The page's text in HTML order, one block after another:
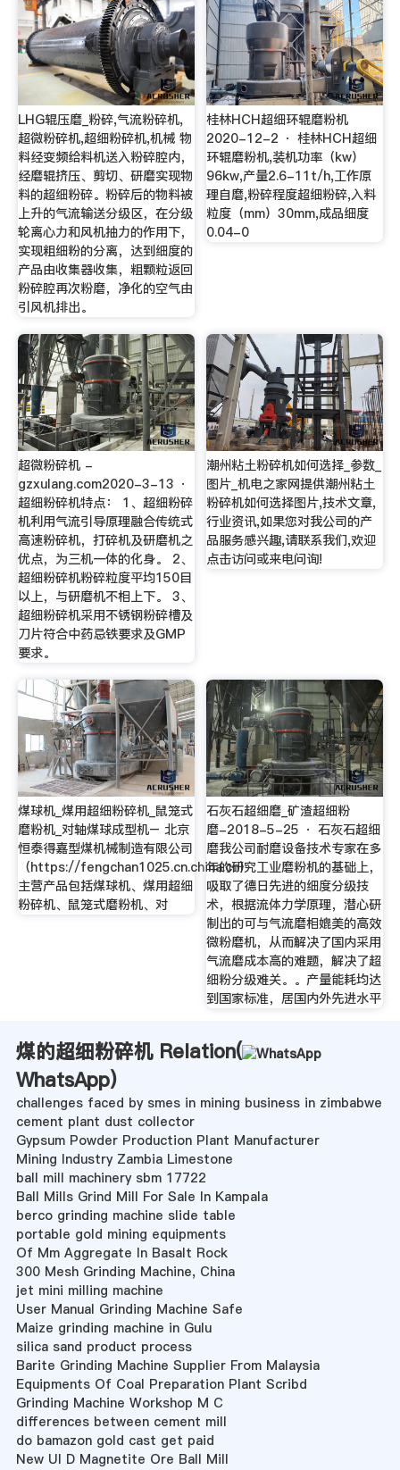
LHG辊压磨_粉碎,气流粉碎机,
超微粉碎机,超细粉碎机,机械 物
料经变频给料机送入粉碎腔内，
经磨辊挤压、剪切、研磨实现物
料的超细粉碎。粉碎后的物料被
上升的气流输送分级区，在分级
轮离心力和风机抽力的作用下，
实现粗细粉的分离，达到细度的
产品由收集器收集，粗颗粒返回
粉碎腔再次粉磨，净化的空气由
引风机排出。
桂林HCH超细环辊磨粉机
2020-12-2 · 桂林HCH超细
环辊磨粉机,装机功率（kw）
96kw,产量2.6-11t/h,工作原
理自磨,粉碎程度超细粉碎,入料
粒度（mm）30mm,成品细度
0.04-0
超微粉碎机 -
gzxulang.com2020-3-13 ·
超细粉碎机特点： 1、超细粉碎
机利用气流引导原理融合传统式
高速粉碎机，打碎机及研磨机之
优点，为三机一体的化身。 2、
超细粉碎机粉碎粒度平均150目
以上，与研磨机不相上下。 3、
超细粉碎机采用不锈钢粉碎槽及
刀片符合中药忌铁要求及GMP
要求。
潮州粘土粉碎机如何选择_参数_
图片_机电之家网提供潮州粘土
粉碎机如何选择图片,技术文章,
行业资讯,如果您对我公司的产
品服务感兴趣,请联系我们,欢迎
点击访问或来电问询!
煤球机_煤用超细粉碎机_鼠笼式
磨粉机_对轴煤球成型机– 北京
恒泰得嘉型煤机械制造有限公司
（https://fengchan1025.cn.china.cn）
主营产品包括煤球机、煤用超细
粉碎机、鼠笼式磨粉机、对
石灰石超细磨_矿渣超细粉
磨-2018-5-25 · 石灰石超细
磨我公司耐磨设备技术专家在多
年的研究工业磨粉机的基础上，
吸取了德日先进的细度分级技
术，根据流体力学原理，潜心研
制出的可与气流磨相媲美的高效
微粉磨机，从而解决了国内采用
气流磨成本高的难题，解决了超
细粉分级难关。。产量能耗均达
到国家标准，居国内外先进水平
煤的超细粉碎机 Relation(
WhatsApp)
challenges faced by smes in mining business in zimbabwe
cement plant dust collector
Gypsum Powder Production Plant Manufacturer
Mining Industry Zambia Limestone
ball mill machinery sbm 17722
Ball Mills Grind Mill For Sale In Kampala
berco grinding machine slide table
portable gold mining equipments
Of Mm Aggregate In Basalt Rock
300 Mesh Grinding Machine, China
jet mini milling machine
User Manual Grinding Machine Safe
Maize grinding machine in Gulu
silica sand product process
Barite Grinding Machine Supplier From Malaysia
Equipments Of Coal Preparation Plant Scribd
Grinding Machine Workshop M C
differences between cement mill
do bamazon gold cast get paid
New Ul D Magnetite Ore Ball Mill